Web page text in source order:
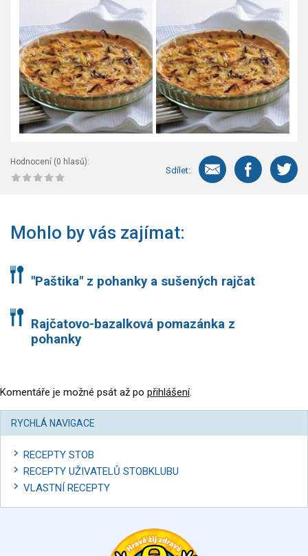
Hodnocení (0 hlasů):
Sdílet:
Mohlo by vás zajímat:
"Paštika" z pohanky a sušených rajčat
Rajčatovo-bazalková pomazánka z
pohanky
Komentáře je možné psát až po přihlášení.
RYCHLÁ NAVIGACE
RECEPTY STOB
RECEPTY UŽIVATELŮ STOBKLUBU
VLASTNÍ RECEPTY